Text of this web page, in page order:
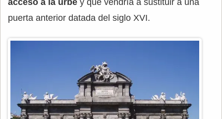
acceso a la urbe y que vendría a sustituir a una
puerta anterior datada del siglo XVI.